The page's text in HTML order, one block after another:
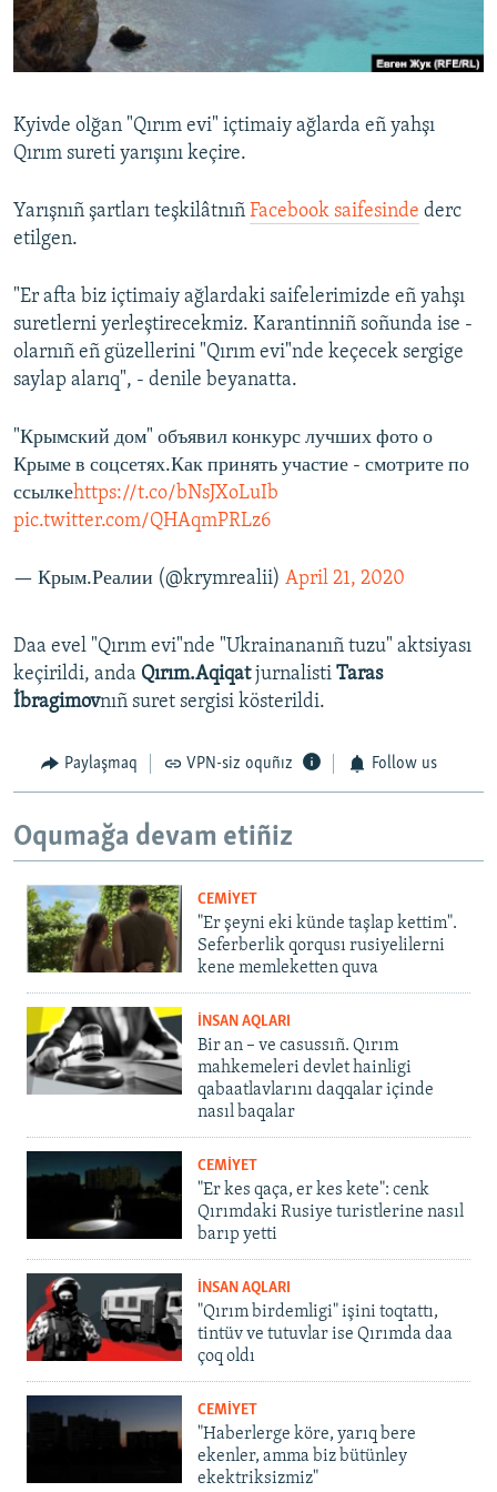
Русский
Українською
QOŞULIÑIZ!
RFE/RS bütün saytları
Kyivde olğan "Qırım evi" içtimaiy ağlarda eñ yahşı
Qırım sureti yarışını keçire.
Yarışnıñ şartları teşkilâtnıñ Facebook saifesinde derc
etilgen.
"Er afta biz içtimaiy ağlardaki saifelerimizde eñ yahşı
suretlerni yerleştirecekmiz. Karantinniñ soñunda ise -
olarnıñ eñ güzellerini "Qırım evi"nde keçecek sergige
saylap alarıq", - denile beyanatta.
"Крымский дом" объявил конкурс лучших фото о
Крыме в соцсетях.Как принять участие - смотрите по
ссылкеhttps://t.co/bNsJXoLuIb
pic.twitter.com/QHAqmPRLz6
— Крым.Реалии (@krymrealii) April 21, 2020
Daa evel "Qırım evi"nde "Ukrainananıñ tuzu" aktsiyası
keçirildi, anda Qırım.Aqiqatjurnalisti Taras
İbragimovnıñ suret sergisi kösterildi.
Paylaşmaq VPN-siz oquñız Follow us
Oqumağa devam etiñiz
CEMİYET
"Er şeyni eki künde taşlap kettim".
Seferberlik qorqusı rusiyelilerni
kene memleketten quva
İNSAN AQLARI
Bir an – ve casussıñ. Qırım
mahkemeleri devlet hainligi
qabaatlavlarını daqqalar içinde
nasıl baqalar
CEMİYET
"Er kes qaça, er kes kete": cenk
Qırımdaki Rusiye turistlerine nasıl
barıp yetti
İNSAN AQLARI
"Qırım birdemligi" işini toqtattı,
tintüv ve tutuvlar ise Qırımda daa
çoq oldı
CEMİYET
"Haberlerge köre, yarıq bere
ekenler, amma biz bütünley
ekektriksizmiz"